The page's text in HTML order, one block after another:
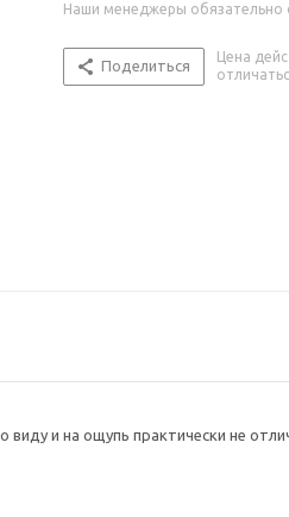
Наши менеджеры обязательно
Поделиться
Цена
и на ощупь практически не